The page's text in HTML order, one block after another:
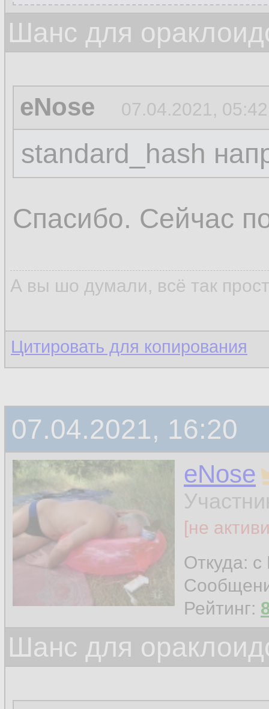
Шанс для
eNose 07.04.2021, 05:42
standard_hash
Спасибо. Сейчас
А вы шо думали, всё так
Цитировать для копирования
07.04.2021, 16:20
eNose
[не
Откуда: с
Рейтинг:
Шанс для